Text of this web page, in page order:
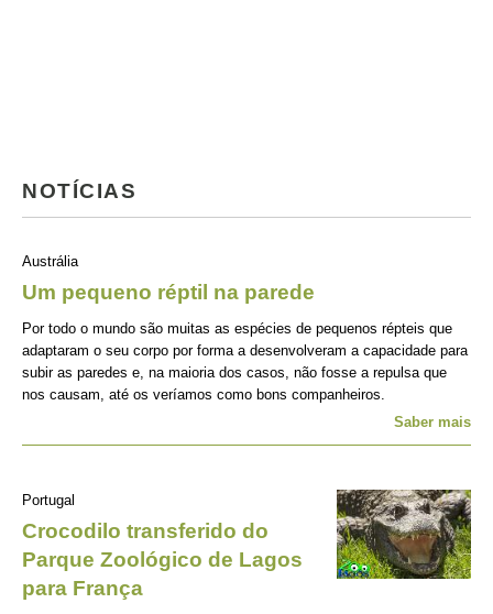
NOTÍCIAS
Austrália
Um pequeno réptil na parede
Por todo o mundo são muitas as espécies de pequenos répteis que
adaptaram o seu corpo por forma a desenvolveram a capacidade para
subir as paredes e, na maioria dos casos, não fosse a repulsa que
nos causam, até os veríamos como bons companheiros.
Saber mais
Portugal
Crocodilo transferido do
Parque Zoológico de Lagos
para França